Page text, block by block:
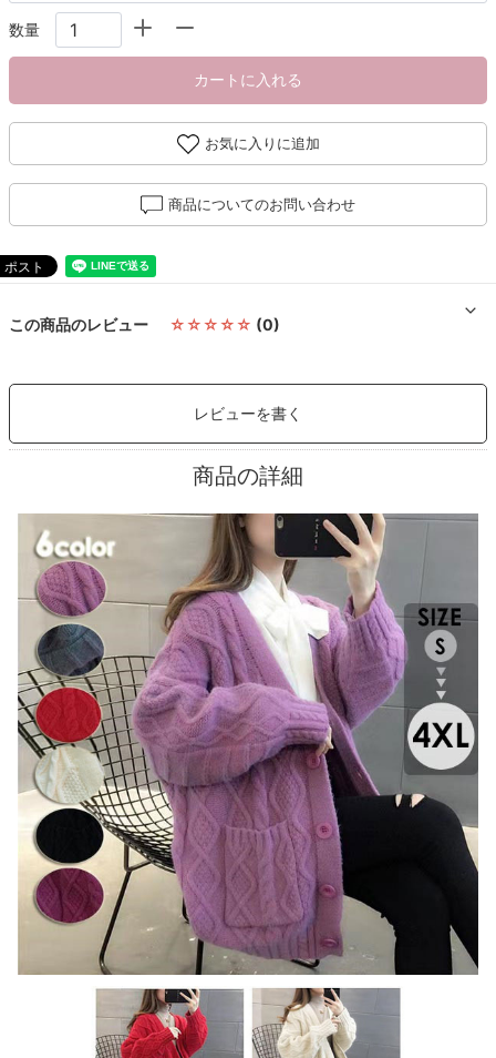
数量
カートに入れる
お気に入りに追加
商品についてのお問い合わせ
この商品のレビュー ☆☆☆☆☆ (0)
レビューを書く
商品の詳細